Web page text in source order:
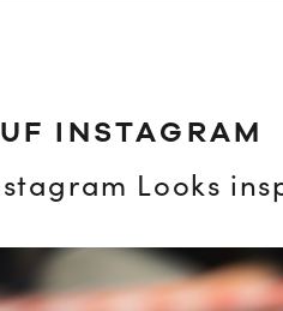
INSTAGRAM
Looks